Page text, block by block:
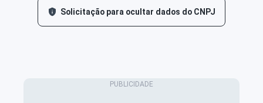
Solicitação para ocultar dados do CNPJ